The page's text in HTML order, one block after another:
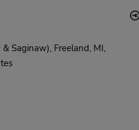
Saginaw), Freeland, MI,